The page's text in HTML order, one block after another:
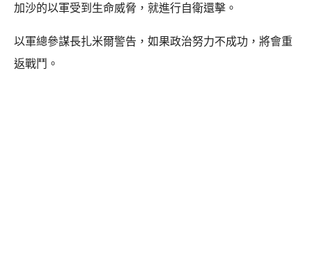
加沙的以軍受到生命威脅，就進行自衛還擊。
以軍總參謀長扎米爾警告，如果政治努力不成功，將會重
返戰鬥。